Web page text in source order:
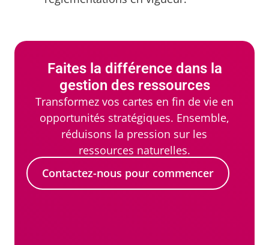
Faites la différence dans la
gestion des ressources
Transformez vos cartes en fin de vie en
opportunités stratégiques. Ensemble,
réduisons la pression sur les
ressources naturelles.
Contactez-nous pour commencer